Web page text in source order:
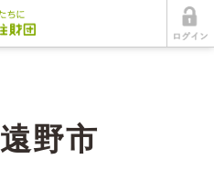
遠野市